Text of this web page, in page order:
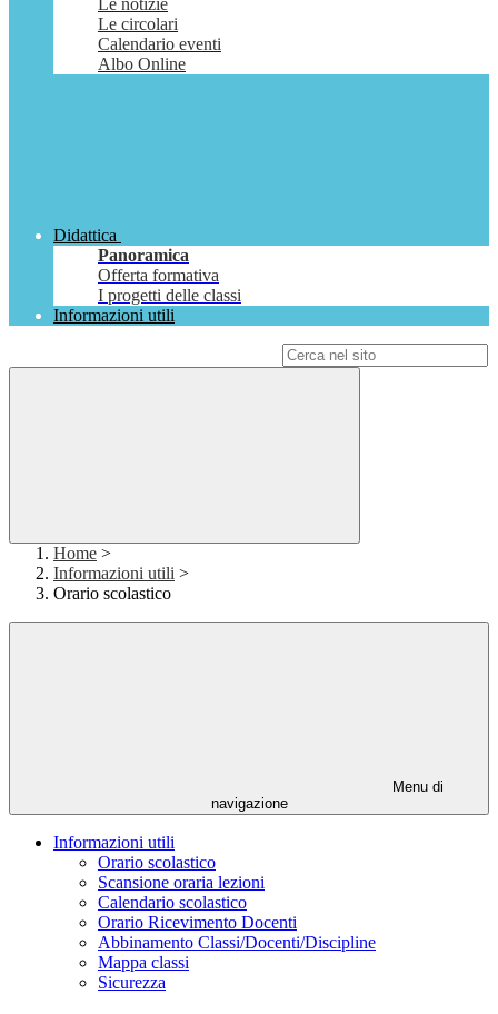
Le notizie
Le circolari
Calendario eventi
Albo Online
Didattica
Panoramica
Offerta formativa
I progetti delle classi
Informazioni utili
Home >
Informazioni utili >
Orario scolastico
Menu di
navigazione
Informazioni utili
Orario scolastico
Scansione oraria lezioni
Calendario scolastico
Orario Ricevimento Docenti
Abbinamento Classi/Docenti/Discipline
Mappa classi
Sicurezza